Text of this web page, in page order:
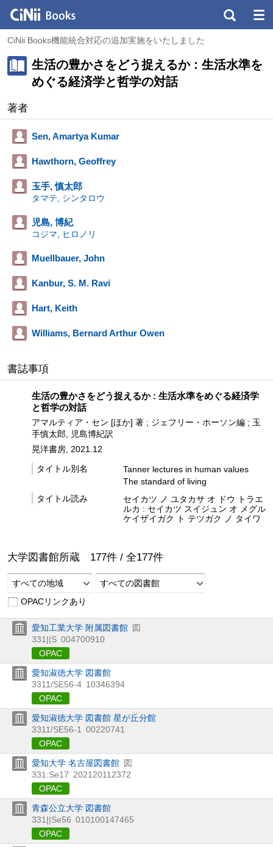
CiNii Books機能統合対応の追加実施をいたしました
生活の豊かさをどう捉えるか : 生活水準を
めぐる経済学と哲学の対話
著者
Sen, Amartya Kumar
Hawthorn, Geoffrey
玉手, 慎太郎
タマテ, シンタロウ
児島, 博紀
コジマ, ヒロノリ
Muellbauer, John
Kanbur, S. M. Ravi
Hart, Keith
Williams, Bernard Arthur Owen
書誌事項
生活の豊かさをどう捉えるか : 生活水準をめぐる経済学
と哲学の対話
アマルティア・セン [ほか] 著 ; ジェフリー・ホーソン編 ; 玉
手慎太郎, 児島博紀訳
晃洋書房, 2021.12
タイトル別名
Tanner lectures in human values
The standard of living
タイトル読み
セイカツ ノ ユタカサ オ ドウ トラエ
ルカ : セイカツ スイジュン オ メグル
ケイザイガク ト テツガク ノ タイワ
大学図書館所蔵 177件 / 全177件
すべての地域
すべての図書館
OPACリンクあり
愛知工業大学 附属図書館 図
331||S 004700910
OPAC
愛知淑徳大学 図書館
3311/SE56-4 10346394
OPAC
愛知淑徳大学 図書館 星が丘分館
3311/SE56-1
00220741
OPAC
愛知大学 名古屋図書館 図
331:Se17 202120112372
OPAC
青森公立大学 図書館
331||Se56 010100147465
OPAC